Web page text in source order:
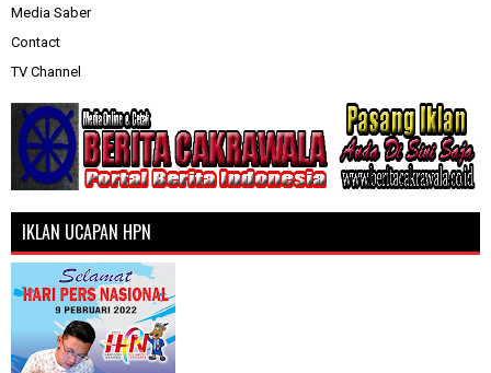
Media Saber
Contact
TV Channel
IKLAN UCAPAN HPN